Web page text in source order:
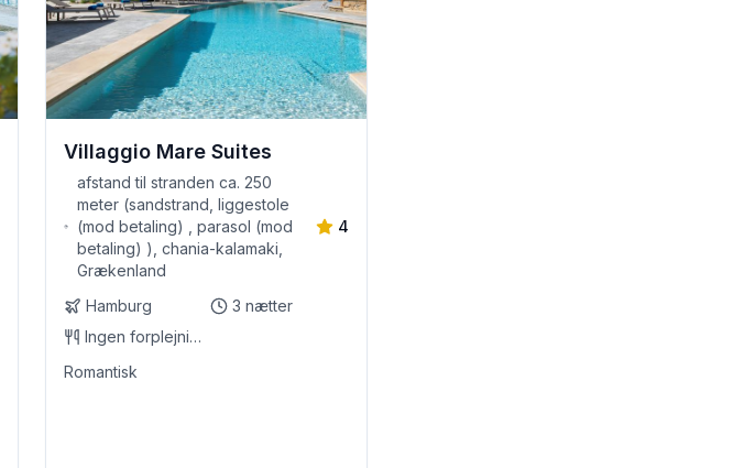
Villaggio Mare Suites
afstand til stranden ca. 250
meter (sandstrand, liggestole
(mod betaling) , parasol (mod
betaling) ), chania-kalamaki,
Grækenland
4
Hamburg 3 nætter
Ingen forplejning
Romantisk